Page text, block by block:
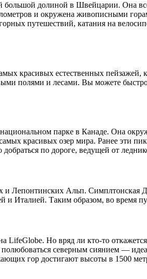
долиной в Швейцарии. Она
и окружена живописными
путешествий, катания на
красивых естественных пейзажей,
полями и лесами. Вы можете
парке в Канаде. Она
красивых озер мира. Ранее эти
по дороге, ведущей от
Лeпонтинских Альп.
Италией. Таким образом, во время
Но вряд ли кто-то
северным сиянием —
гор достигают высоты в 1500